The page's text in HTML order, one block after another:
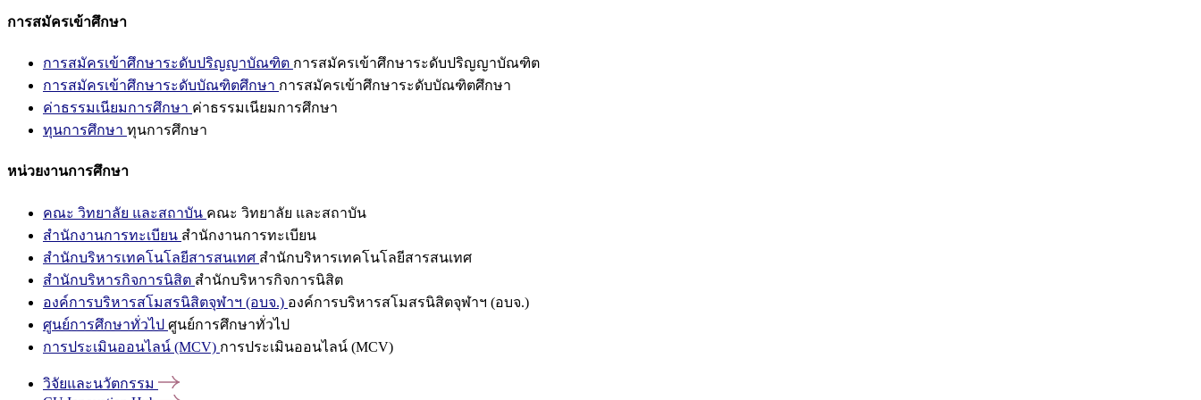
การสมัครเข้าศึกษา
การสมัครเข้าศึกษาระดับปริญญาบัณฑิต การสมัครเข้าศึกษาระดับปริญญาบัณฑิต
การสมัครเข้าศึกษาระดับบัณฑิตศึกษา การสมัครเข้าศึกษาระดับบัณฑิตศึกษา
ค่าธรรมเนียมการศึกษา ค่าธรรมเนียมการศึกษา
ทุนการศึกษา ทุนการศึกษา
หน่วยงานการศึกษา
คณะ วิทยาลัย และสถาบัน คณะ วิทยาลัย และสถาบัน
สำนักงานการทะเบียน สำนักงานการทะเบียน
สำนักบริหารเทคโนโลยีสารสนเทศ สำนักบริหารเทคโนโลยีสารสนเทศ
สำนักบริหารกิจการนิสิต สำนักบริหารกิจการนิสิต
องค์การบริหารสโมสรนิสิตจุฬาฯ (อบจ.) องค์การบริหารสโมสรนิสิตจุฬาฯ (อบจ.)
ศูนย์การศึกษาทั่วไป ศูนย์การศึกษาทั่วไป
การประเมินออนไลน์ (MCV) การประเมินออนไลน์ (MCV)
วิจัยและนวัตกรรม